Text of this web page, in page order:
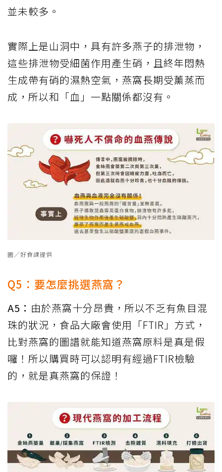
並未較多。
實際上是山洞中，具有許多燕子的排泄物，
這些排泄物受細菌作用產生硝，且終年悶熱
生成帶有硝的濕熱空氣，燕窩長期受薰蒸而
成，所以和「血」一點關係都沒有。
圖／好食課提供
Q5：要怎麼挑選燕窩？
A5： 由於燕窩十分昂貴，所以不乏有魚目混
珠的狀況，食品大廠會使用「FTIR」方式，
比對燕窩的圖譜就能知道燕窩原料是真是假
囉！所以購買時可以認明有經過FTIR檢驗
的，就是真燕窩的保證！